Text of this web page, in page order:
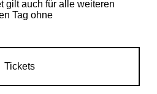
gilt auch für alle weiteren
Tag ohne
Tickets